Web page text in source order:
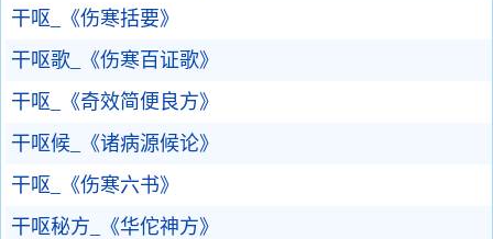
干呕_《伤寒括要》
干呕歌_《伤寒百证歌》
干呕_《奇效简便良方》
干呕候_《诸病源候论》
干呕_《伤寒六书》
干呕秘方_《华佗神方》